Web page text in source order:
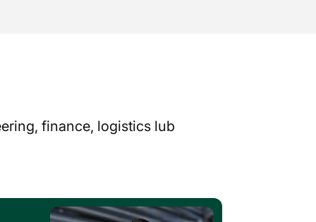
finance, logistics lub